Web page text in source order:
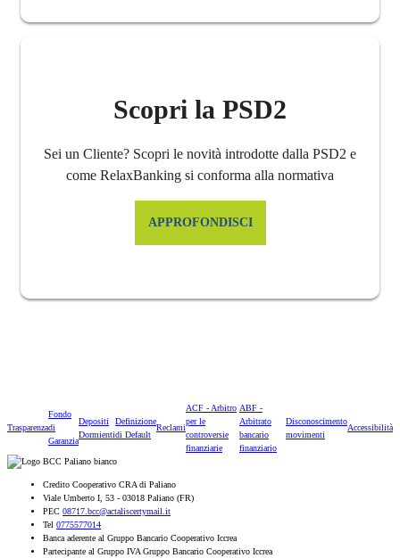
Scopri la PSD2
Sei un Cliente? Scopri le novità introdotte dalla PSD2 e
come RelaxBanking si conforma alla normativa
APPROFONDISCI
Trasparenza
Fondo
di
Garanzia
Depositi
Dormienti
Definizione
di Default
Reclami
ACF - Arbitro
per le
controversie
finanziarie
ABF -
Arbitrato
bancario
finanziario
Disconoscimento
movimenti
Accessibilità
Credito Cooperativo CRA di Paliano
Viale Umberto I, 53 - 03018 Paliano (FR)
PEC 08717.bcc@actaliscertymail.it
Tel 0775577014
Banca aderente al Gruppo Bancario Cooperativo Iccrea
Partecipante al Gruppo IVA Gruppo Bancario Cooperativo Iccrea